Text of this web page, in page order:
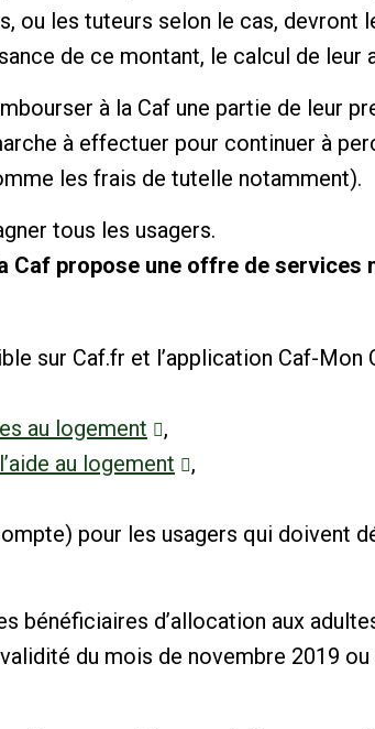
ou les tuteurs selon le cas, devront
de ce montant, le calcul de leur
à la Caf une partie de leur
à effectuer pour continuer à
les frais de tutelle notamment).
tous les usagers.
Caf propose une offre de services
sur Caf.fr et l’application Caf-
au logement
,
au logement
,
pour les usagers qui doivent
bénéficiaires d’allocation aux
du mois de novembre 2019